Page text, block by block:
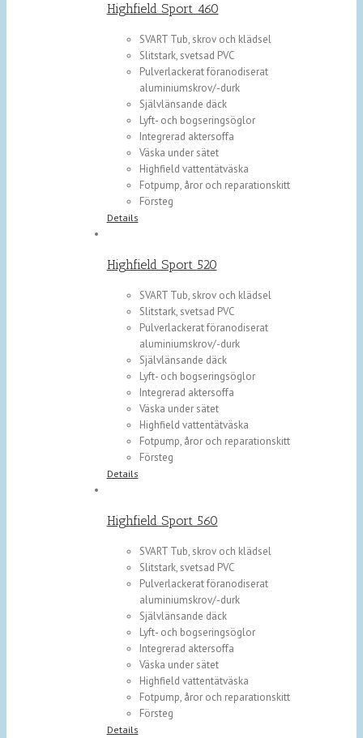
Highfield Sport 460
SVART Tub, skrov och klädsel
Slitstark, svetsad PVC
Pulverlackerat föranodiserat
aluminiumskrov/-durk
Självlänsande däck
Lyft- och bogseringsöglor
Integrerad aktersoffa
Väska under sätet
Highfield vattentätväska
Fotpump, åror och reparationskitt
Försteg
Details
Highfield Sport 520
SVART Tub, skrov och klädsel
Slitstark, svetsad PVC
Pulverlackerat föranodiserat
aluminiumskrov/-durk
Självlänsande däck
Lyft- och bogseringsöglor
Integrerad aktersoffa
Väska under sätet
Highfield vattentätväska
Fotpump, åror och reparationskitt
Försteg
Details
Highfield Sport 560
SVART Tub, skrov och klädsel
Slitstark, svetsad PVC
Pulverlackerat föranodiserat
aluminiumskrov/-durk
Självlänsande däck
Lyft- och bogseringsöglor
Integrerad aktersoffa
Väska under sätet
Highfield vattentätväska
Fotpump, åror och reparationskitt
Försteg
Details